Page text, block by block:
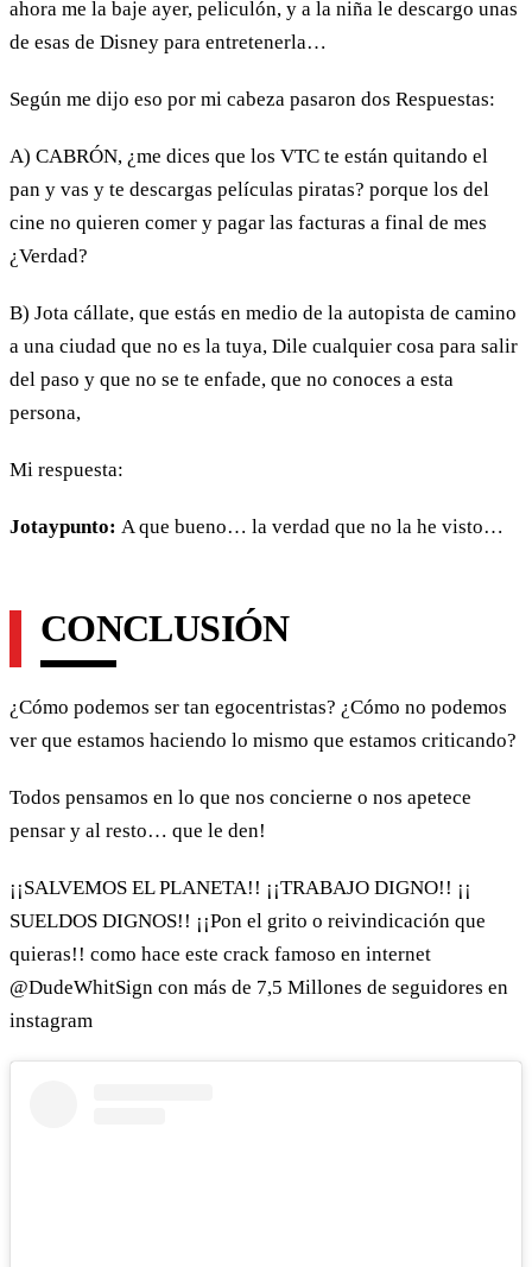
ahora me la baje ayer, peliculón, y a la niña le descargo unas
de esas de Disney para entretenerla…
Según me dijo eso por mi cabeza pasaron dos Respuestas:
A) CABRÓN, ¿me dices que los VTC te están quitando el
pan y vas y te descargas películas piratas? porque los del
cine no quieren comer y pagar las facturas a final de mes
¿Verdad?
B) Jota cállate, que estás en medio de la autopista de camino
a una ciudad que no es la tuya, Dile cualquier cosa para salir
del paso y que no se te enfade, que no conoces a esta
persona,
Mi respuesta:
Jotaypunto: A que bueno… la verdad que no la he visto…
CONCLUSIÓN
¿Cómo podemos ser tan egocentristas? ¿Cómo no podemos
ver que estamos haciendo lo mismo que estamos criticando?
Todos pensamos en lo que nos concierne o nos apetece
pensar y al resto… que le den!
¡¡SALVEMOS EL PLANETA!! ¡¡TRABAJO DIGNO!! ¡¡
SUELDOS DIGNOS!! ¡¡Pon el grito o reivindicación que
quieras!! como hace este crack famoso en internet
@DudeWhitSign con más de 7,5 Millones de seguidores en
instagram